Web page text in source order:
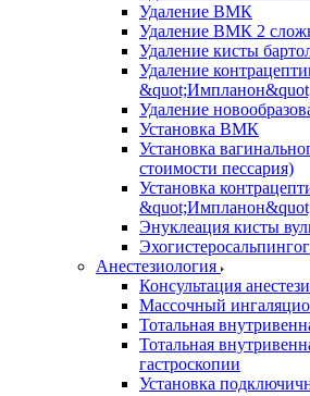
Удаление ВМК
Удаление ВМК 2
Удаление кисты
Удаление
Удаление
Установка ВМК
Установка
стоимости пессария)
Установка
Энуклеация кисты
Анестезиология
Консультация
Массочный
Тотальная
Тотальная
гастроскопии
Установка